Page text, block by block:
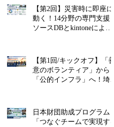
【第2回】災害時に即座に
動く！14分野の専門支援リ
ソースDBとkintoneによる
【第1回/キックオフ】「善
意のボランティア」から
「公的インフラ」へ！埼玉
日本財団助成プログラム
「つなぐチームで実現する